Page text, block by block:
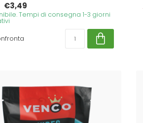
€3,49
Tempi di consegna 1-3 giorni